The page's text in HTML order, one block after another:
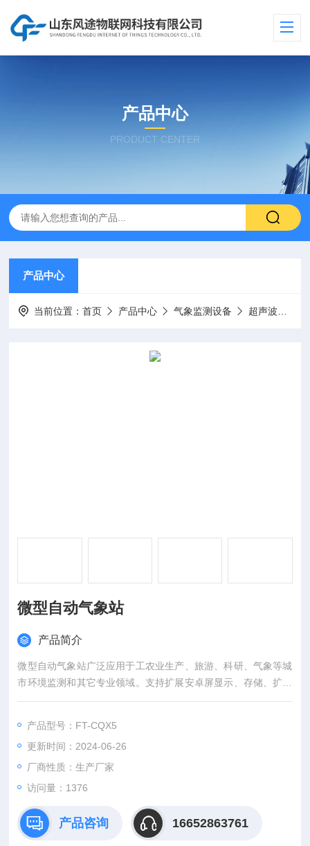
产品中心
PRODUCT CENTER
产品中心
当前位置：首页 产品中心 气象监测设备 超声波气象站
微型自动气象站
产品简介
微型自动气象站广泛应用于工农业生产、旅游、科研、气象等城
市环境监测和其它专业领域。支持扩展安卓屏显示、存储、扩展
安卓屏支持2G数据存储、U盘数据导出。
产品型号：FT-CQX5
更新时间：2024-06-26
厂商性质：生产厂家
访问量：1376
产品咨询 16652863761